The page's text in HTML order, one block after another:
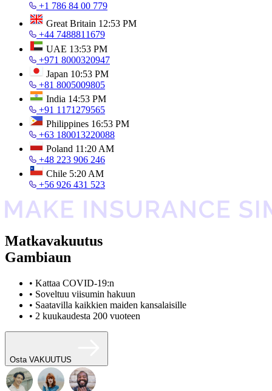
+1 786 84 00 779
Great Britain 12:53 PM
+44 7488811679
UAE 13:53 PM
+971 8000320947
Japan 10:53 PM
+81 8005009805
India 14:53 PM
+91 1171279565
Philippines 16:53 PM
+63 180013220088
Poland 11:20 AM
+48 223 906 246
Chile 5:20 AM
+56 926 431 523
Matkavakuutus
Gambiaun
• Kattaa COVID-19:n
• Soveltuu viisumin hakuun
• Saatavilla kaikkien maiden kansalaisille
• 2 kuukaudesta 200 vuoteen
Osta VAKUUTUS